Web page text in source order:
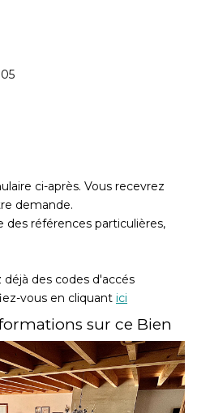
VENDUS
ci-après. Vous recevrez
demande.
références particulières,
déjà des codes d'accés
vous en cliquant ici
sur ce Bien